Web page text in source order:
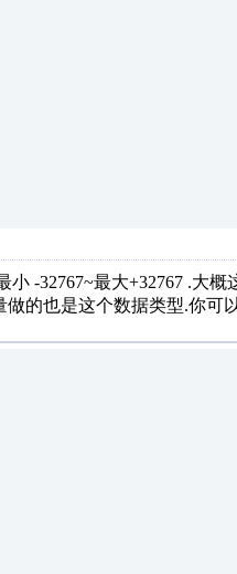
-32767~最大+32767 .大
的也是这个数据类型.你可